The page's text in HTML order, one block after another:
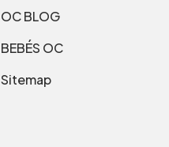
OC BLOG
BEBÉS OC
Sitemap